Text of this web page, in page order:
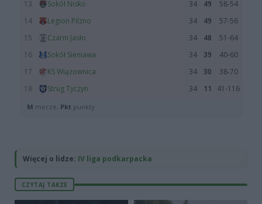
Więcej o lidze: IV liga podkarpacka
CZYTAJ TAKŻE